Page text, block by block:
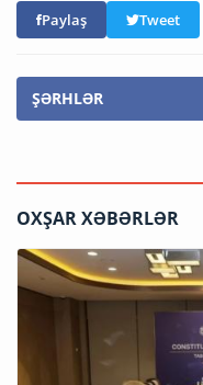
Paylaş Tweet
ŞƏRHLƏR
OXŞAR XƏBƏRLƏR